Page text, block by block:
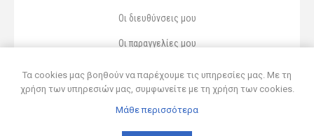
Οι διευθύνσεις μου
Οι παραγγελίες μου
Τα cookies μας βοηθούν να παρέχουμε τις υπηρεσίες μας. Με τη
χρήση των υπηρεσιών μας, συμφωνείτε με τη χρήση των cookies.
Μάθε περισσότερα